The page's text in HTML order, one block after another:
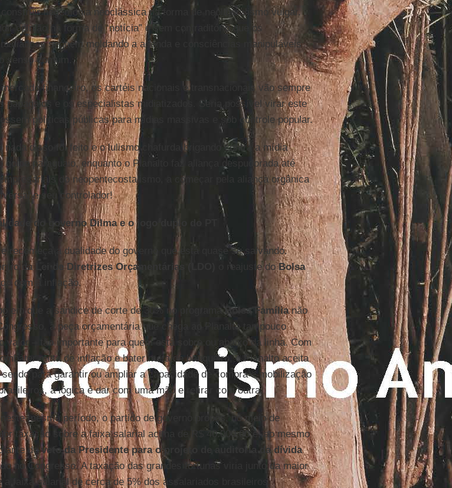
hegemonia neoclássica na forma de neoliberalismo vulgar.
opinião na forma de “notícia” e sem contraditório que os
seguem moldando a agenda e consciências manipuláveis
senso comum.
financeiro, os cartéis nacionais e transnacionais vão sempre
papagaios e os especialistas midiatizados. Seria possível virar este
políticas públicas para mídias massivas e sob controle popular.
nada disso foi feito e o lulismo chafurda brigando contra a mídia
golpe paraguaio, enquanto o Planalto faz aliança despudorada até
do neopentecostalismo, a começar pela aliança orgânica
e seu controlador!
do governo Dilma e o jogo duplo do PT
e recomeça a dualidade do governo que está quase se salvando.
da Lei de Diretrizes Orçamentárias (LDO) o reajuste doBolsa
com a inflação.
em que a sandice de corte de 30% no programaBolsa Famílianão
a peça orçamentária que chega ao Planalto tampouco
valor – tão importante para quem está sobre ou abaixo da linha. Com
meta de inflação e bater meta de banqueiro, o Planalto aceita
para garantir ou ampliar a capacidade de compra e mobilização
a lógica é dar com uma mão e retirar com outra.
neste mesmo período, o partido de governo propôs, no meio de
taxação sobre a faixa salarial acima de R$ 40.000,00 e, ao mesmo
doveto da Presidente para o projeto de auditoria da dívida
no Congresso. A taxação das grandes fortunas viria junto da maior
a faixa salarial de cerca de 5% dos assalariados brasileiros.